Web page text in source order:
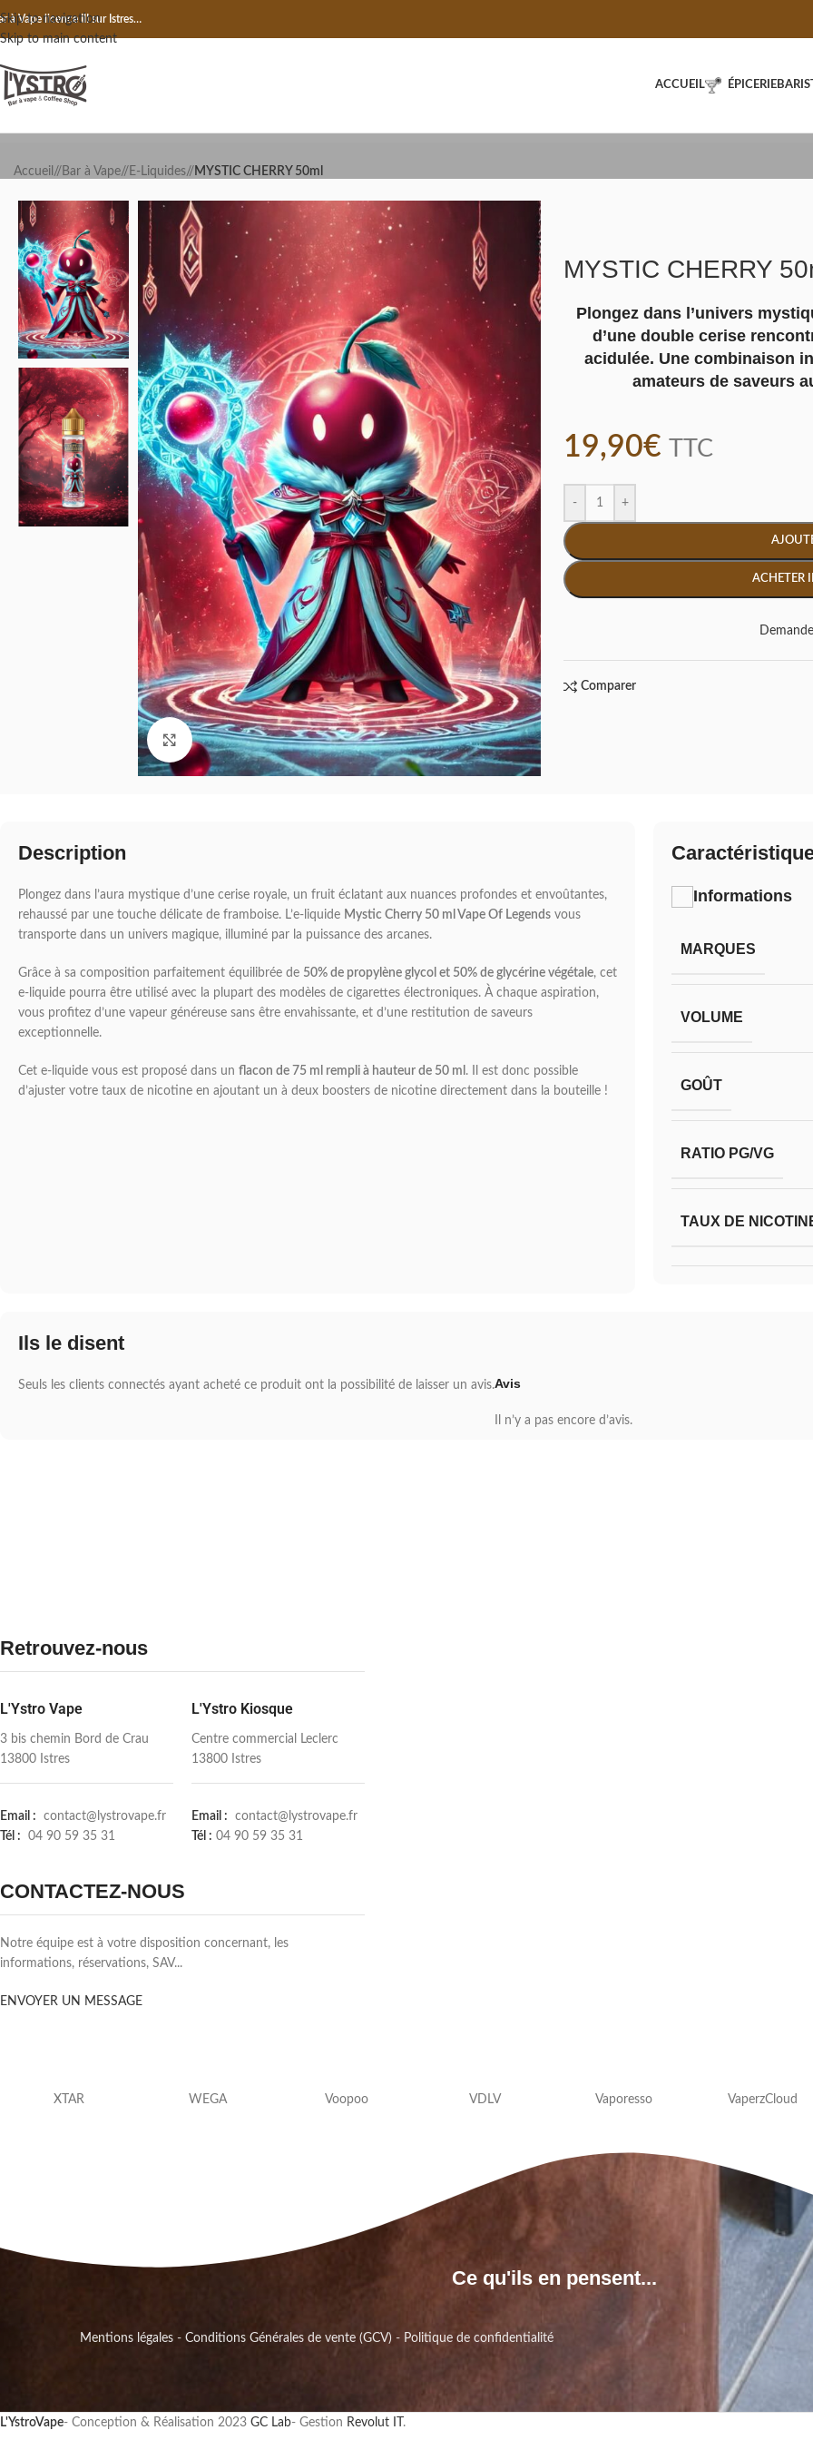
Skip to navigation
Skip to main content
à Vape licence III sur Istres…
ACCUEIL ÉPICERIE
Accueil / Bar à Vape/ E-Liquides/ MYSTIC CHERRY 50ml
Click to enlarge
MYSTIC CHERRY
Plongez dans l’univers
d’une double cerise
acidulée. Une combinaison
amateurs de saveurs
19,90€ TTC
- +
ACHETER
Comparer
Description
Plongez dans l’aura mystique d’une cerise royale, un fruit éclatant aux nuances profondes et envoûtantes,
rehaussé par une touche délicate de framboise. L’e-liquide Mystic Cherry 50 ml Vape Of Legends vous
transporte dans un univers magique, illuminé par la puissance des arcanes.
Grâce à sa composition parfaitement équilibrée de 50% de propylène glycol et 50% de glycérine végétale, cet
e-liquide pourra être utilisé avec la plupart des modèles de cigarettes électroniques. À chaque aspiration,
vous profitez d’une vapeur généreuse sans être envahissante, et d’une restitution de saveurs
exceptionnelle.
Cet e-liquide vous est proposé dans un flacon de 75 ml rempli à hauteur de 50 ml . Il est donc possible
d’ajuster votre taux de nicotine en ajoutant un à deux boosters de nicotine directement dans la bouteille !
Informations
MARQUES
VOLUME
GOÛT
RATIO PG/VG
TAUX DE
Ils le disent
Avis
Il n’y a pas encore d’avis.
Seuls les clients connectés ayant acheté ce produit ont la possibilité de laisser un avis.
Retrouvez-nous
L'Ystro Vape
3 bis chemin Bord de Crau
13800 Istres
Email : contact@lystrovape.fr
Tél : 04 90 59 35 31
L'Ystro Kiosque
Centre commercial Leclerc
13800 Istres
Email : contact@lystrovape.fr
Tél : 04 90 59 35 31
CONTACTEZ-NOUS
Notre équipe est à votre disposition concernant, les
informations, réservations, SAV...
ENVOYER UN MESSAGE
XTAR WEGA Voopoo VDLV Vaporesso VaperzCloud
Ce qu'ils en pensent...
Mentions légales- Conditions Générales de vente (GCV) - Politique de confidentialité
L'YstroVape- Conception & Réalisation 2023 GC Lab- Gestion Revolut IT .